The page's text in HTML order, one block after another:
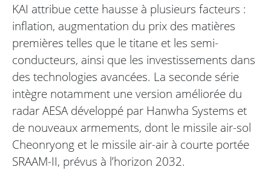
KAI attribue cette hausse à plusieurs facteurs :
inflation, augmentation du prix des matières
premières telles que le titane et les semi-
conducteurs, ainsi que les investissements dans
des technologies avancées. La seconde série
intègre notamment une version améliorée du
radar AESA développé par Hanwha Systems et
de nouveaux armements, dont le missile air-sol
Cheonryong et le missile air-air à courte portée
SRAAM-II, prévus à l’horizon 2032.